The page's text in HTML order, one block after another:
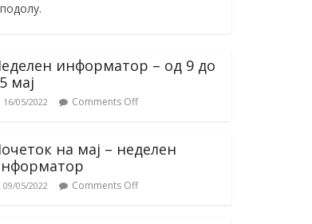
информатор – од 9 до
мај
16/05/2022 Comments Off
на мај – неделен
09/05/2022 Comments Off